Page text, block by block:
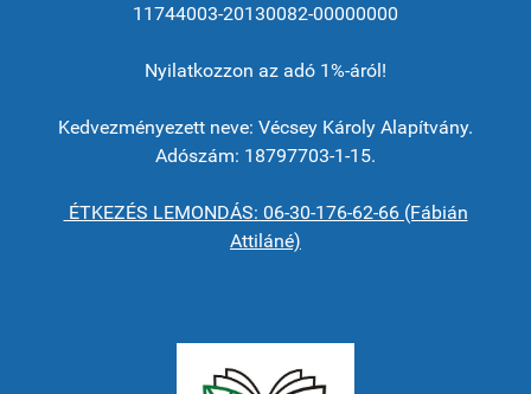
11744003-20130082-00000000
Nyilatkozzon az adó 1%-áról!
Kedvezményezett neve: Vécsey Károly Alapítvány.
Adószám: 18797703-1-15.
ÉTKEZÉS LEMONDÁS: 06-30-176-62-66 (Fábián
Attiláné)